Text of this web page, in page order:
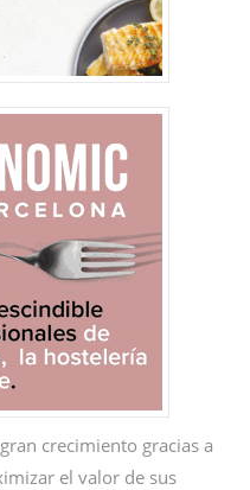
crecimiento gracias a
el valor de sus